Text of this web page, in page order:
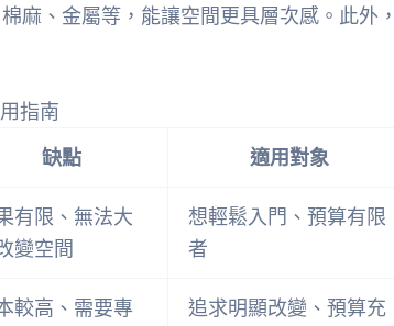
麻、金屬等，能讓空間更具層次感。此外
指南
缺點 適用對象
有限、無法大
變空間
想輕鬆入門、預算有限
者
較高、需要專
追求明顯改變、預算充